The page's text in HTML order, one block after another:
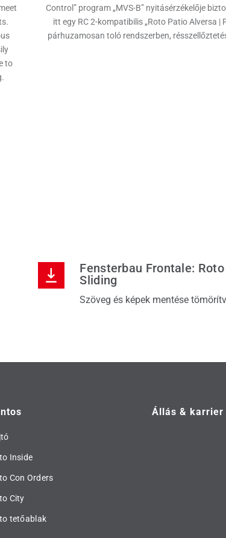
to
Control” program „MVS-B” nyitásérzékelője
itt egy RC 2-kompatibilis „Roto Patio Alversa |
párhuzamosan toló rendszerben,
Fensterbau Frontale: Roto
Sliding
Szöveg és képek mentése
Inside
Con Orders
City
tetőablak
Állás & karrier